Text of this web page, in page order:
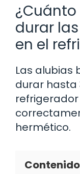
durar
en el
Las alubias
durar hasta
hermético.